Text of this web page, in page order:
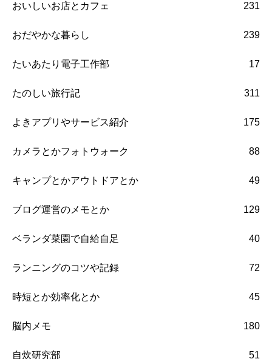
おいしいお店とカフェ 231
おだやかな暮らし 239
たいあたり電子工作部 17
たのしい旅行記 311
よきアプリやサービス紹介 175
カメラとかフォトウォーク 88
キャンプとかアウトドアとか 49
ブログ運営のメモとか 129
ベランダ菜園で自給自足 40
ランニングのコツや記録 72
時短とか効率化とか 45
脳内メモ 180
自炊研究部 51